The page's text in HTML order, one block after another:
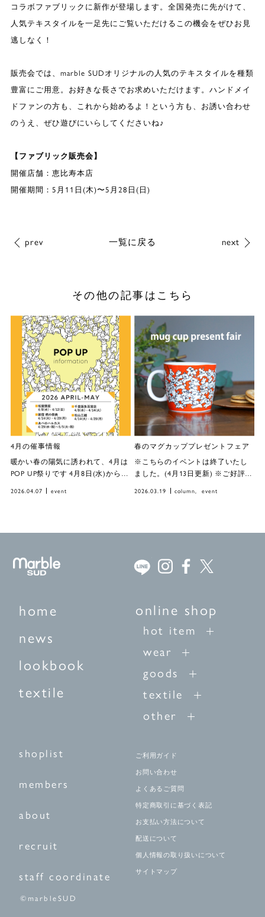
コラボファブリックに新作が登場します。全国発売に先がけて、
人気テキスタイルを一足先にご覧いただけるこの機会をぜひお見
逃しなく！
販売会では、marble SUDオリジナルの人気のテキスタイルを種類
豊富にご用意。お好きな長さでお求めいただけます。ハンドメイ
ドファンの方も、これから始めるよ！という方も、お誘い合わせ
のうえ、ぜひ遊びにいらしてくださいね♪
【ファブリック販売会】
開催店舗：恵比寿本店
開催期間：5月11日(木)〜5月28日(日)
prev 一覧に戻る next
その他の記事はこちら
4月の催事情報
暖かい春の陽気に誘われて、4月は
POP UP祭りです 4月8日(水)からは
里阪急百貨店”！ 4月14日(火)から
2026.04.07 event
春のマグカッププレゼントフェア
※こちらのイベントは終了いたし
ました。(4月13日更新) ※ご好評に
（日）23:59の受注をもちまして配
ショッ […]
2026.03.19 column event
home
news
lookbook
textile
online shop
hot item
wear
goods
textile
other
shoplist
members
about
recruit
staff coordinate
ご利用ガイド
お問い合わせ
よくあるご質問
特定商取引に基づく表記
お支払い方法について
配送について
個人情報の取り扱いについて
サイトマップ
©marbleSUD